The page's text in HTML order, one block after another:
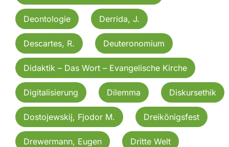
Deontologie Derrida, J.
Descartes, R. Deuteronomium
Didaktik – Das Wort – Evangelische Kirche
Digitalisierung Dilemma Diskursethik
Dostojewskij, Fjodor M. Dreikönigsfest
Drewermann, Eugen Dritte Welt